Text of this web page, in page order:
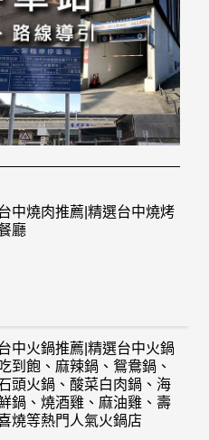
中燒肉推薦|精選台中燒烤
廳
中火鍋推薦|精選台中火鍋
吃到飽、麻辣鍋、鴛鴦鍋、
頭火鍋、酸菜白肉鍋、海
鍋、燒酒雞、麻油雞、壽
燒等熱門人氣火鍋店